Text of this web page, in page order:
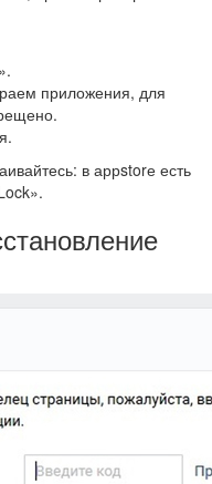
приложения, для
в аррstorе есть